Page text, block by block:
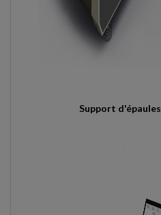
Support d'épaules